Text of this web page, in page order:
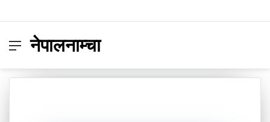
Menu
नेपालनाम्चा